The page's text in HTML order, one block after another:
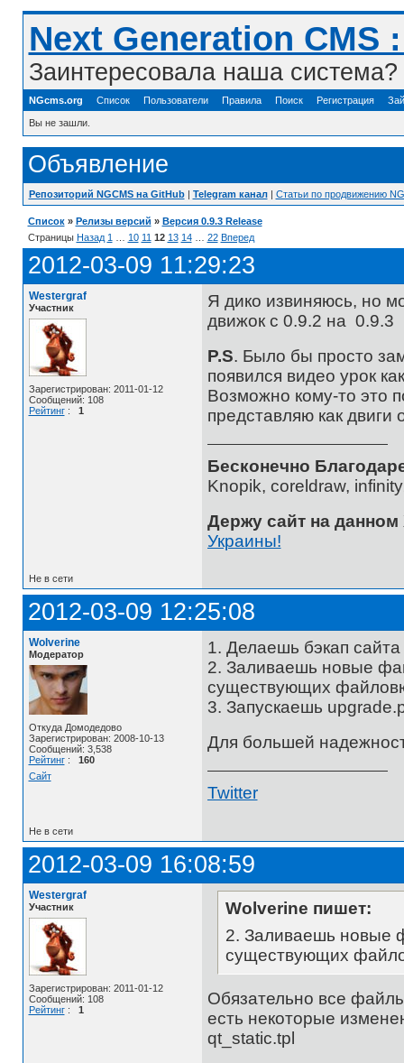
Next Generation
Заинтересовала наша
NGcms.org Список Пользователи Правила Поиск Регистрация
Вы не зашли.
Объявление
Репозиторий NGCMS на GitHub| Telegram канал| Статьи по продвижению
Список » Релизы версий » Версия 0.9.3 Release
Страницы Назад 1 10 11 12 13 14 22 Вперед
2012-03-09 11:29:23
Westergraf
Участник
Зарегистрирован: 2011-01-12
Сообщений: 108
Рейтинг: 1
Я дико извиняюсь, но
движок с 0.9.2 на 0.9.3
P.S. Было бы просто
появился видео урок
Возможно кому-то это
представляю как двиги
Бесконечно
Knopik, coreldraw,
Держу сайт на данном
Украины!
Не в сети
2012-03-09 12:25:08
Wolverine
Модератор
Откуда Домодедово
Зарегистрирован: 2008-10-13
Сообщений: 3,538
Рейтинг: 160
Сайт
1. Делаешь бэкап
2. Заливаешь новые
существующих
3. Запускаешь
Для большей
Twitter
Не в сети
2012-03-09 16:08:59
Westergraf
Участник
Зарегистрирован: 2011-01-12
Сообщений: 108
Рейтинг: 1
Wolverine пишет:
2. Заливаешь новые
существующих
Обязательно все
есть некоторые
qt_static.tpl